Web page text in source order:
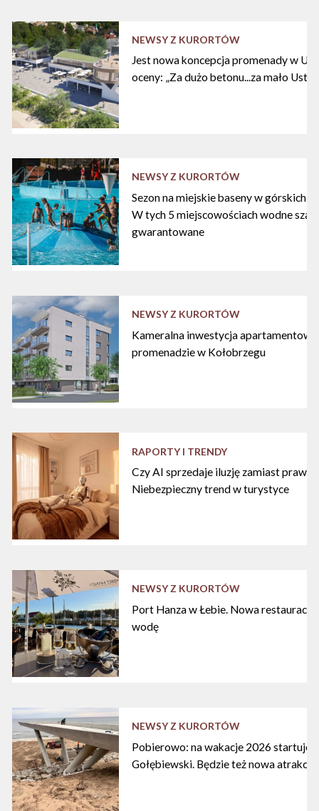
NEWSY Z KURORTÓW
Jest nowa koncepcja promenady w
oceny: „Za dużo betonu...za mało
NEWSY Z KURORTÓW
Sezon na miejskie baseny w górskich
W tych 5 miejscowościach wodne
gwarantowane
NEWSY Z KURORTÓW
Kameralna inwestycja
promenadzie w Kołobrzegu
RAPORTY I TRENDY
Czy AI sprzedaje iluzję zamiast
Niebezpieczny trend w turystyce
NEWSY Z KURORTÓW
Port Hanza w Łebie. Nowa restauracja
wodę
NEWSY Z KURORTÓW
Pobierowo: na wakacje 2026 startuje
Gołębiewski. Będzie też nowa atrakcja